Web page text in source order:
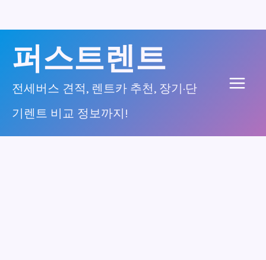
너
퍼스트렌트
전세버스 견적, 렌트카 추천, 장기·단
기렌트 비교 정보까지!